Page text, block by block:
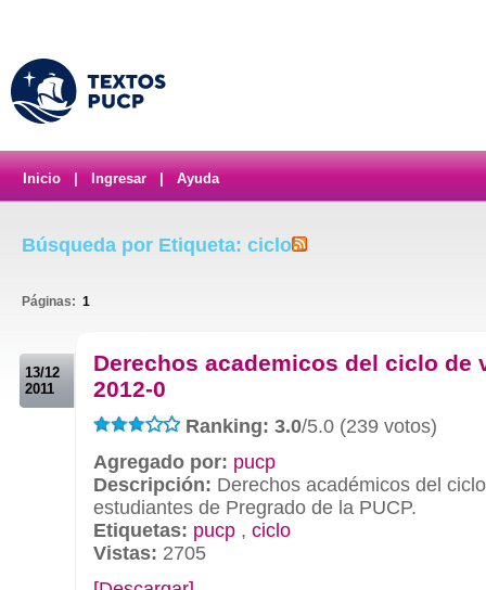
Inicio Ingresar Ayuda
Búsqueda por Etiqueta: ciclo
Páginas: 1
13/12
2011
Derechos academicos del ciclo de
2012-0
Ranking: 3.0/5.0 (239 votos)
Agregado por: pucp
Descripción: Derechos académicos del
estudiantes de Pregrado de la PUCP.
Etiquetas: pucp , ciclo
Vistas: 2705